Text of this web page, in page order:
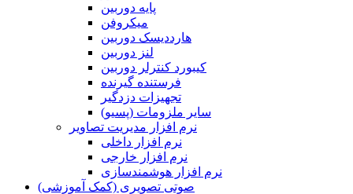
پایه دوربین
میکروفن
هارددیسک دوربین
لنز دوربین
کیبورد کنترلر دوربین
فرستنده گیرنده
تجهیزات دزدگیر
سایر ملزومات (پسیو)
نرم افزار مدیریت تصاویر
نرم افزار داخلی
نرم افزار خارجی
نرم افزار هوشمندسازی
صوتی تصویری (کمک آموزشی)